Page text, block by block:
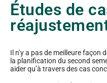
Études de
Il n’y a pas de meilleure
la planification du second
aider qu’à travers des cas